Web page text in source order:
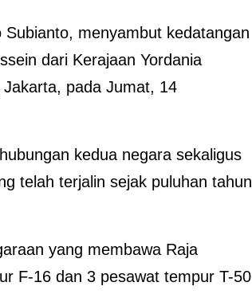
menyambut kedatangan
dari Kerajaan Yordania
pada Jumat, 14
kedua negara sekaligus
telah terjalin sejak puluhan tahun
yang membawa Raja
F-16 dan 3 pesawat tempur T-50